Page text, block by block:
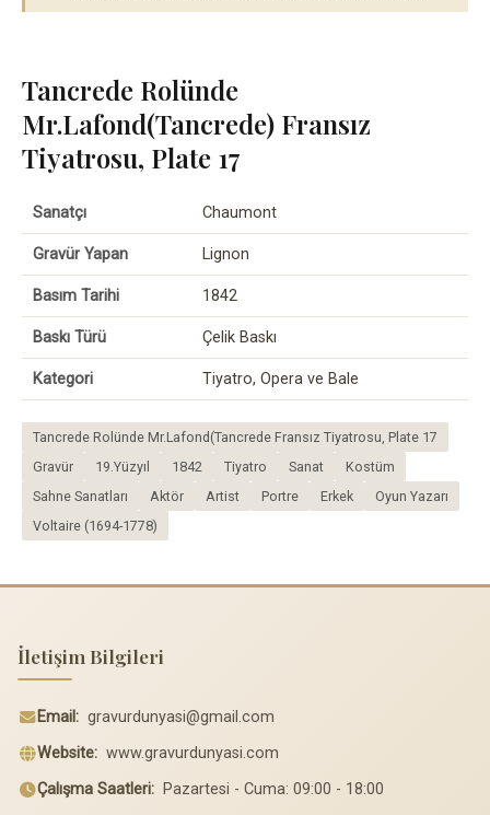
Tancrede Rolünde
Mr.Lafond(Tancrede) Fransız
Tiyatrosu, Plate 17
Sanatçı Chaumont
Gravür Yapan Lignon
Basım Tarihi 1842
Baskı Türü Çelik Baskı
Kategori Tiyatro, Opera ve Bale
Tancrede Rolünde Mr.Lafond(Tancrede Fransız Tiyatrosu, Plate 17
Gravür
19.Yüzyıl 1842 Tiyatro Sanat
Kostüm
Sahne Sanatları
Aktör Artist Portre Erkek
Oyun Yazarı
Voltaire (1694-1778)
İletişim Bilgileri
Email: gravurdunyasi@gmail.com
Website: www.gravurdunyasi.com
Çalışma Saatleri: Pazartesi - Cuma: 09:00 - 18:00